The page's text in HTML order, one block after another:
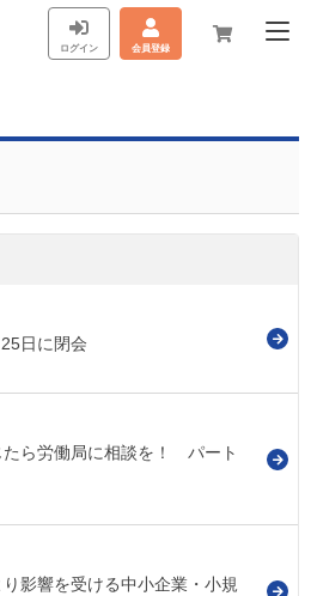
ログイン 会員登録
日に閉会
ら労働局に相談を！ パート
影響を受ける中小企業・小規